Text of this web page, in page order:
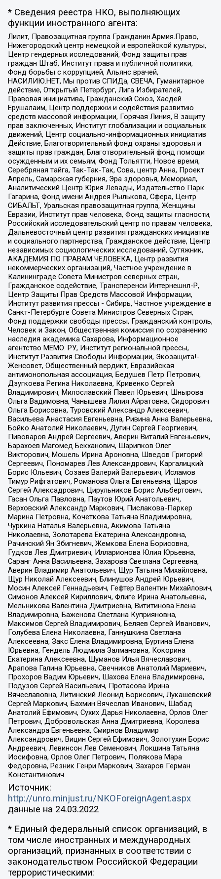
* Сведения реестра НКО, выполняющих
функции иностранного агента:
Лилит, Правозащитная группа Гражданин.Армия.Право,
Нижегородский центр немецкой и европейской культуры,
Центр гендерных исследований, Фонд защиты прав
граждан Штаб, Институт права и публичной политики,
Фонд борьбы с коррупцией, Альянс врачей,
НАСИЛИЮ.НЕТ, Мы против СПИДа, СВЕЧА, Гуманитарное
действие, Открытый Петербург, Лига Избирателей,
Правовая инициатива, Гражданский Союз, Хасдей
Ерушалаим, Центр поддержки и содействия развитию
средств массовой информации, Горячая Линия, В защиту
прав заключенных, Институт глобализации и социальных
движений, Центр социально-информационных инициатив
Действие, Благотворительный фонд охраны здоровья и
защиты прав граждан, Благотворительный фонд помощи
осужденным и их семьям, Фонд Тольятти, Новое время,
Серебряная тайга, Так-Так-Так, Сова, центр Анна, Проект
Апрель, Самарская губерния, Эра здоровья, Мемориал,
Аналитический Центр Юрия Левады, Издательство Парк
Гагарина, Фонд имени Андрея Рылькова, Сфера, Центр
СИБАЛЬТ, Уральская правозащитная группа, Женщины
Евразии, Институт прав человека, Фонд защиты гласности,
Российский исследовательский центр по правам человека,
Дальневосточный центр развития гражданских инициатив
и социального партнерства, Гражданское действие, Центр
независимых социологических исследований, Сутяжник,
АКАДЕМИЯ ПО ПРАВАМ ЧЕЛОВЕКА, Центр развития
некоммерческих организаций, Частное учреждение в
Калининграде Совета Министров северных стран,
Гражданское содействие, Трансперенси Интернешнл-Р,
Центр Защиты Прав Средств Массовой Информации,
Институт развития прессы - Сибирь, Частное учреждение в
Санкт-Петербурге Совета Министров Северных Стран,
Фонд поддержки свободы прессы, Гражданский контроль,
Человек и Закон, Общественная комиссия по сохранению
наследия академика Сахарова, Информационное
агентство МЕМО. РУ, Институт региональной прессы,
Институт Развития Свободы Информации, Экозащита!-
Женсовет, Общественный вердикт, Евразийская
антимонопольная ассоциация, Бедушев Петр Петрович,
Дзугкоева Регина Николаевна, Кривенко Сергей
Владимирович, Милославский Павел Юрьевич, Шнырова
Ольга Вадимовна, Чанышева Лилия Айратовна, Сидорович
Ольга Борисовна, Туровский Александр Алексеевич,
Васильева Анастасия Евгеньевна, Ривина Анна Валерьевна,
Бойко Анатолий Николаевич, Дугин Сергей Георгиевич,
Пивоваров Андрей Сергеевич, Аверин Виталий Евгеньевич,
Барахоев Магомед Бекханович, Шарипков Олег
Викторович, Мошель Ирина Ароновна, Шведов Григорий
Сергеевич, Пономарев Лев Александрович, Каргалицкий
Борис Юльевич, Созаев Валерий Валерьевич, Исламов
Тимур Рифгатович, Романова Ольга Евгеньевна, Щаров
Сергей Алексадрович, Цирульников Борис Альбертович,
Гасан Ольга Павловна, Паутов Юрий Анатольевич,
Верховский Александр Маркович, Пислакова-Паркер
Марина Петровна, Кочеткова Татьяна Владимировна,
Чуркина Наталья Валерьевна, Акимова Татьяна
Николаевна, Золотарева Екатерина Александровна,
Рачинский Ян Збигневич, Жемкова Елена Борисовна,
Гудков Лев Дмитриевич, Илларионова Юлия Юрьевна,
Саранг Анна Васильевна, Захарова Светлана Сергеевна,
Аверин Владимир Анатольевич, Щур Татьяна Михайловна,
Щур Николай Алексеевич, Блинушов Андрей Юрьевич,
Мосин Алексей Геннадьевич, Гефтер Валентин Михайлович,
Симонов Алексей Кириллович, Флиге Ирина Анатольевна,
Мельникова Валентина Дмитриевна, Вититинова Елена
Владимировна, Баженова Светлана Куприяновна,
Максимов Сергей Владимирович, Беляев Сергей Иванович,
Голубева Елена Николаевна, Ганнушкина Светлана
Алексеевна, Закс Елена Владимировна, Буртина Елена
Юрьевна, Гендель Людмила Залмановна, Кокорина
Екатерина Алексеевна, Шуманов Илья Вячеславович,
Арапова Галина Юрьевна, Свечников Анатолий Мариевич,
Прохоров Вадим Юрьевич, Шахова Елена Владимировна,
Подузов Сергей Васильевич, Протасова Ирина
Вячеславовна, Литинский Леонид Борисович, Лукашевский
Сергей Маркович, Бахмин Вячеслав Иванович, Шабад
Анатолий Ефимович, Сухих Дарья Николаевна, Орлов Олег
Петрович, Добровольская Анна Дмитриевна, Королева
Александра Евгеньевна, Смирнов Владимир
Александрович, Вицин Сергей Ефимович, Золотухин Борис
Андреевич, Левинсон Лев Семенович, Локшина Татьяна
Иосифовна, Орлов Олег Петрович, Полякова Мара
Федоровна, Резник Генри Маркович, Захаров Герман
Константинович
Источник:
http://unro.minjust.ru/NKOForeignAgent.aspx
данные на 24.03.2022
* Единый федеральный список организаций, в
том числе иностранных и международных
организаций, признанных в соответствии с
законодательством Российской Федерации
террористическими: